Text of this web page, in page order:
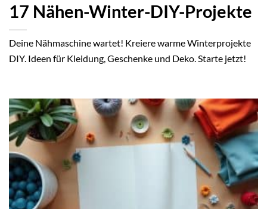
17 Nähen-Winter-DIY-Projekte
Deine Nähmaschine wartet! Kreiere warme Winterprojekte
DIY. Ideen für Kleidung, Geschenke und Deko. Starte jetzt!